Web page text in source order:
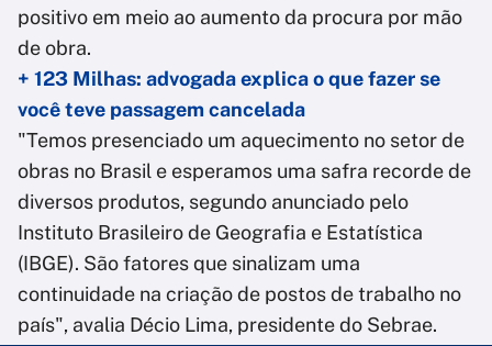
positivo em meio ao aumento da procura por mão
de obra.
+ 123 Milhas: advogada explica o que fazer se
você teve passagem cancelada
"Temos presenciado um aquecimento no setor de
obras no Brasil e esperamos uma safra recorde de
diversos produtos, segundo anunciado pelo
Instituto Brasileiro de Geografia e Estatística
(IBGE). São fatores que sinalizam uma
continuidade na criação de postos de trabalho no
país", avalia Décio Lima, presidente do Sebrae.